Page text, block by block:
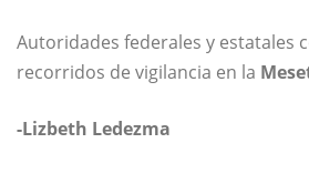
Autoridades federales y estatales
recorridos de vigilancia en la
-Lizbeth Ledezma